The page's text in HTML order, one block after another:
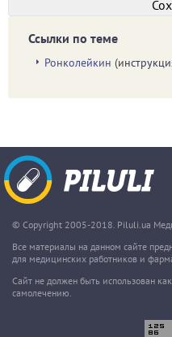
Ссылки по теме
Ронколейкин
© Copyright 2005-2018. Piluli.ua
Все материалы на данном сайте
для медицинских работников и
Сайт не должен быть использован
самолечению.